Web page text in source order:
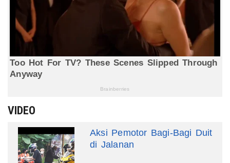
VIDEO
Aksi Pemotor Bagi-Bagi Duit
di Jalanan